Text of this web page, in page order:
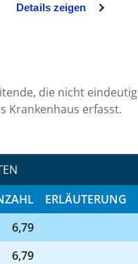
Details zeigen
die nicht eindeutig
Krankenhaus erfasst.
ERLÄUTERUNG
6,79
6,79